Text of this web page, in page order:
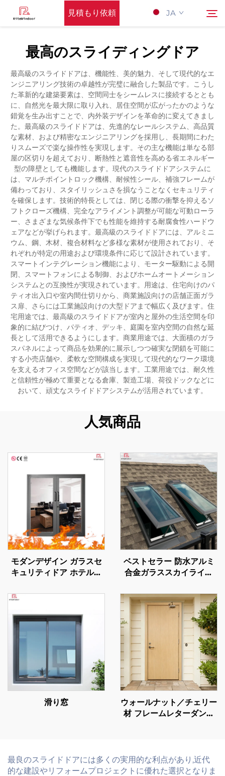
見積もり依頼 JA
Hōmupeーji
サポート
製品
応用
Nyūsu
Kontakuto Us
検索
最高のスライディングドア
最高級のスライドドアは、機能性、美的魅力、そして現代的なエ
ンジニアリング技術の卓越性が完璧に融合した製品です。こうし
た革新的な建築要素は、空間同士をシームレスに接続するととも
に、自然光を最大限に取り入れ、居住空間が広がったかのような
錯覚を生み出すことで、内外装デザインを革命的に変えてきまし
た。最高級のスライドドアは、先進的なレールシステム、高品質
な素材、および精密なエンジニアリングを採用し、長期間にわた
りスムーズで楽な操作性を実現します。その主な機能は単なる部
屋の区切りを超えており、断熱性と遮音性を高める省エネルギー
型の障壁としても機能します。現代のスライドドアシステムに
は、マルチポイントロック機構、耐候性シール、補強フレームが
備わっており、スタイリッシュさを損なうことなくセキュリティ
を確保します。技術的特長としては、閉じる際の衝撃を抑えるソ
フトクローズ機構、完全なアライメント調整が可能な可動ローラ
ー、さまざまな気候条件下でも性能を維持する耐腐食性ハードウ
ェアなどが挙げられます。最高級のスライドドアには、アルミニ
ウム、鋼、木材、複合材料など多様な素材が使用されており、そ
れぞれが特定の用途および環境条件に応じて設計されています。
スマートインテグレーション機能により、モーター駆動による開
閉、スマートフォンによる制御、およびホームオートメーション
システムとの互換性が実現されています。用途は、住宅向けのパ
ティオ出入口や室内間仕切りから、商業施設向けの店舗正面ガラ
ス扉、さらには工業施設向けの大型ドアまで幅広く及びます。住
宅用途では、最高級のスライドドアが室内と屋外の生活空間を印
象的に結びつけ、パティオ、デッキ、庭園を室内空間の自然な延
長として活用できるようにします。商業用途では、大面積のガラ
スパネルによって商品を効果的に展示しつつ確実な閉鎖を可能に
する小売店舗や、柔軟な空間構成を実現して現代的なワーク環境
を支えるオフィス空間などが該当します。工業用途では、耐久性
と信頼性が極めて重要となる倉庫、製造工場、荷役ドックなどに
おいて、頑丈なスライドドアシステムが活用されています。
人気商品
モダンデザイン ガラスセ
キュリティドア ホテル・
仕上げ済み耐火表面処理済
ベストセラー 防水アルミ
合金ガラススカイライト
荘・ホテル用屋根窓スカイ
ライト
滑り窓
ウォールナット／チェリー
材 フレームレターダント
最良のスライドドアには多くの実用的な利点があり,近代
的な建設やリフォームプロジェクトに優れた選択となりま